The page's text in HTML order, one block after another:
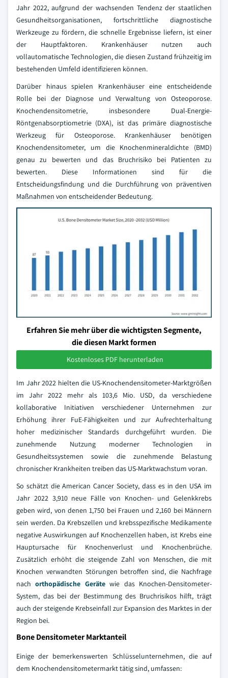
Jahr 2022, aufgrund der wachsenden Tendenz der staatlichen
Gesundheitsorganisationen, fortschrittliche diagnostische
Werkzeuge zu fördern, die schnelle Ergebnisse liefern, ist einer
der Hauptfaktoren. Krankenhäuser nutzen auch
vollautomatische Technologien, die diesen Zustand frühzeitig im
bestehenden Umfeld identifizieren können.
Darüber hinaus spielen Krankenhäuser eine entscheidende
Rolle bei der Diagnose und Verwaltung von Osteoporose.
Knochendensitometrie, insbesondere Dual-Energie-
Röntgenabsorptiometrie (DXA), ist das primäre diagnostische
Werkzeug für Osteoporose. Krankenhäuser benötigen
Knochendensitometer, um die Knochenmineraldichte (BMD)
genau zu bewerten und das Bruchrisiko bei Patienten zu
bewerten. Diese Informationen sind für die
Entscheidungsfindung und die Durchführung von präventiven
Maßnahmen von entscheidender Bedeutung.
Erfahren Sie mehr über die wichtigsten Segmente,
die diesen Markt formen
Kostenloses PDF herunterladen
Im Jahr 2022 hielten die US-Knochendensitometer-Marktgrößen
im Jahr 2022 mehr als 103,6 Mio. USD, da verschiedene
kollaborative Initiativen verschiedener Unternehmen zur
Erhöhung ihrer FuE-Fähigkeiten und zur Aufrechterhaltung
hoher medizinischer Standards durchgeführt wurden. Die
zunehmende Nutzung moderner Technologien in
Gesundheitssystemen sowie die zunehmende Belastung
chronischer Krankheiten treiben das US-Marktwachstum voran.
So schätzt die American Cancer Society, dass es in den USA im
Jahr 2022 3,910 neue Fälle von Knochen- und Gelenkkrebs
geben wird, von denen 1,750 bei Frauen und 2,160 bei Männern
sein werden. Da Krebszellen und krebsspezifische Medikamente
negative Auswirkungen auf Knochenzellen haben, ist Krebs eine
Hauptursache für Knochenverlust und Knochenbrüche.
Zusätzlich erhöht die steigende Zahl von Menschen, die mit
Knochen verwandten Störungen betroffen sind, die Nachfrage
nachorthopädische Gerätewie das Knochen-Densitometer-
System, das bei der Bestimmung des Bruchrisikos hilft, trägt
auch der steigende Krebseinfall zur Expansion des Marktes in der
Region bei.
Bone Densitometer Marktanteil
Einige der bemerkenswerten Schlüsselunternehmen, die auf
dem Knochendensitometermarkt tätig sind, umfassen: